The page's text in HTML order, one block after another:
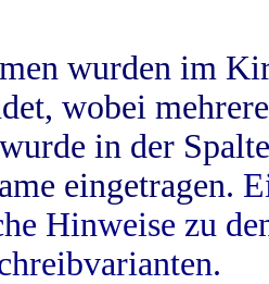
wurden im
wobei
in der
eingetragen.
Hinweise zu